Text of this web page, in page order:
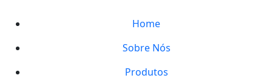
Home
Sobre Nós
Produtos